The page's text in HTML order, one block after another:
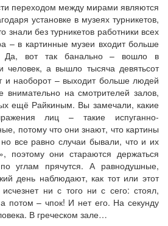
переходом между мирами являются
установке в музеях турникетов,
знали без турникетов работники всех
– в картинные музеи входит больше
Да, вот так банально – вошло в
человек, а вышло тысяча девятьсот
и наоборот – выходит больше людей
на смотрителей залов,
ещё Райкиным. Вы замечали, какие
лиц – такие испуганно-
потому что они знают, что картины
все равно случаи бывали, что и их
поэтому они стараются держаться
углам прячутся. А равнодушные,
день наблюдают, как тот или этот
ни с того ни с сего: стоял,
потом – чпок! И нет его. На секунду
В греческом зале…